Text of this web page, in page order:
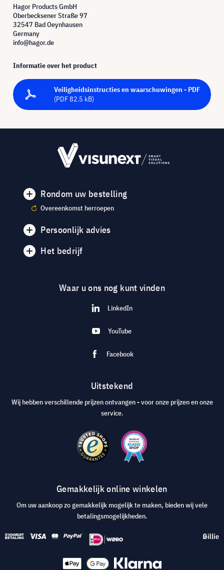
Hagor Products GmbH
Oberbecksener Straße 97
32547 Bad Oeynhausen
Germany
info@hagor.de
Informatie over het product
Veiligheidsinstructies en waarschuwingen - PDF
(PDF 82.5 kB)
Rondom uw bestelling
Overeenkomst herroepen
Persoonlijk advies
Het bedrijf
Waar u ons nog kunt vinden
LinkedIn
YouTube
Facebook
Uitstekend
Wij hebben verschillende prijzen ontvangen - voor onze prijzen en onze
service.
Gemakkelijk online winkelen
Om uw aankoop zo gemakkelijk mogelijk te maken, bieden wij vele
betalingsmogelijkheden.